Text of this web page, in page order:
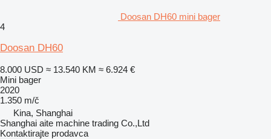
Doosan DH60 mini bager
4
Doosan DH60
8.000 USD ≈ 13.540 KM ≈ 6.924 €
Mini bager
2020
1.350 m/č
Kina, Shanghai
Shanghai aite machine trading Co.,Ltd
Kontaktirajte prodavca